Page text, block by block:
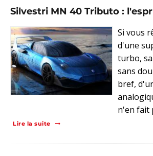
Silvestri MN 40 Tributo :
Si vous
d'une
turbo,
sans
bref,
n'en fait
Lire la suite